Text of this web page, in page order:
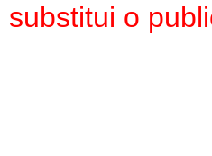
substitui o